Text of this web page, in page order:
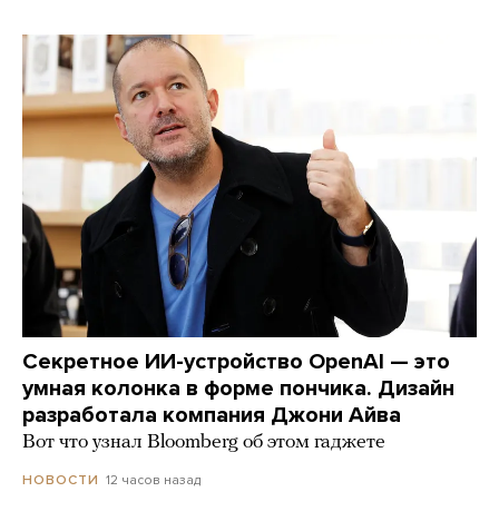
Секретное ИИ-устройство OpenAI — это
умная колонка в форме пончика. Дизайн
разработала компания Джони Айва
Вот что узнал Bloomberg об этом гаджете
НОВОСТИ 12 часов назад